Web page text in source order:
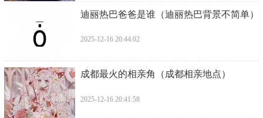
​迪丽热巴爸爸是谁（迪丽热巴背景不简单）
2025-12-16 20:44:02
​成都最火的相亲角（成都相亲地点）
2025-12-16 20:41:58